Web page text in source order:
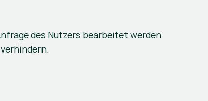
des Nutzers bearbeitet werden